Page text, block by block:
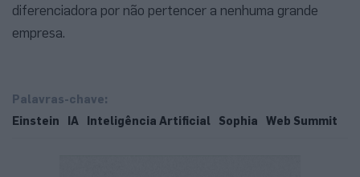
diferenciadora por não pertencer a nenhuma grande
empresa.
Palavras-chave:
Einstein
IA Inteligência Artificial Sophia Web Summit